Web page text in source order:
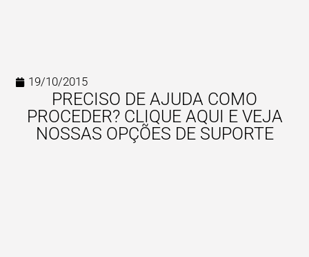
19/10/2015
PRECISO DE AJUDA COMO
PROCEDER? CLIQUE AQUI E VEJA
NOSSAS OPÇÕES DE SUPORTE